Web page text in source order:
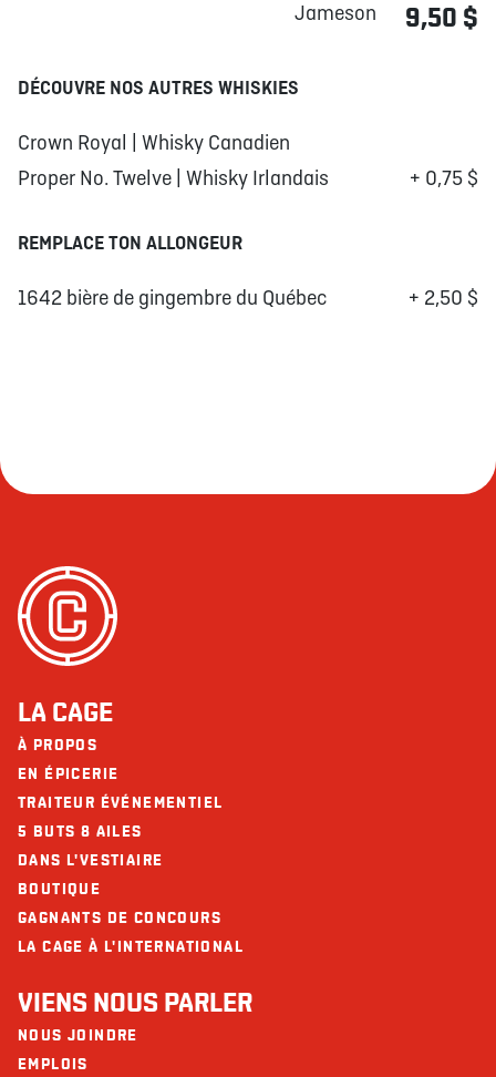
Jameson 9,50 $
DÉCOUVRE NOS AUTRES WHISKIES
Crown Royal | Whisky Canadien
Proper No. Twelve | Whisky Irlandais
+ 0,75 $
REMPLACE TON ALLONGEUR
1642 bière de gingembre du Québec + 2,50 $
LA CAGE
À PROPOS
EN ÉPICERIE
TRAITEUR ÉVÉNEMENTIEL
5 BUTS 8 AILES
DANS L'VESTIAIRE
BOUTIQUE
GAGNANTS DE CONCOURS
LA CAGE À L'INTERNATIONAL
VIENS NOUS PARLER
NOUS JOINDRE
EMPLOIS